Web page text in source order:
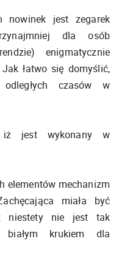
nowinek jest zegarek
dla osób
enigmatycznie
łatwo się domyślić,
czasów w
iż jest wykonany w
elementów mechanizm
miała być
niestety nie jest tak
krukiem dla